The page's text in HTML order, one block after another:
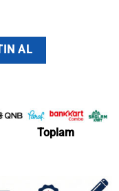
AL
Toplam